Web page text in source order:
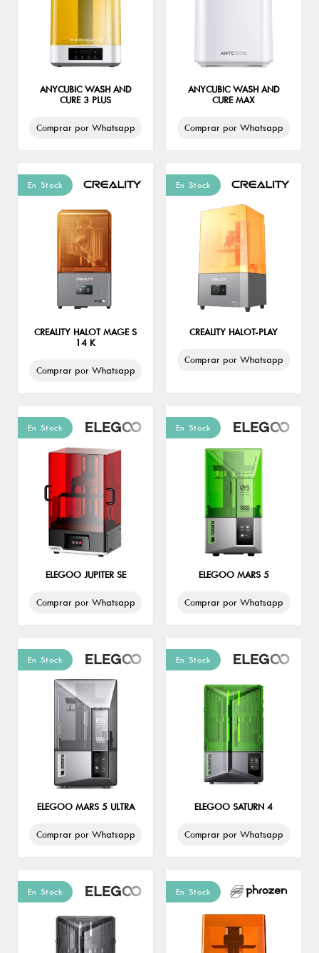
ANYCUBIC WASH AND
CURE 3 PLUS
Comprar por Whatsapp
ANYCUBIC WASH AND
CURE MAX
Comprar por Whatsapp
En Stock
CREALITY HALOT MAGE S
14 K
Comprar por Whatsapp
En Stock
CREALITY HALOT-PLAY
Comprar por Whatsapp
En Stock
ELEGOO JUPITER SE
Comprar por Whatsapp
En Stock
ELEGOO MARS 5
Comprar por Whatsapp
En Stock
ELEGOO MARS 5 ULTRA
Comprar por Whatsapp
En Stock
ELEGOO SATURN 4
Comprar por Whatsapp
En Stock En Stock